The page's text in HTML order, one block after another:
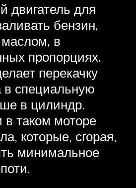
двигатель для
бензин,
в
пропорциях.
перекачку
в специальную
в цилиндр.
таком моторе
которые, сгорая,
минимальное